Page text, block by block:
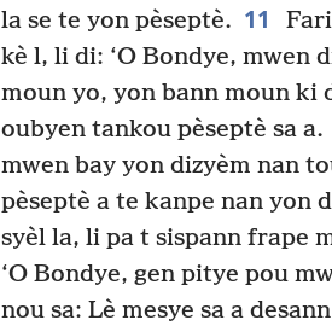
la se te yon pèseptè. 11
kè l, li di: ‘O Bondye, mwen
moun yo, yon bann moun ki
oubyen tankou pèseptè sa a.
mwen bay yon dizyèm nan
pèseptè a te kanpe nan yon
syèl la, li pa t sispann frape
‘O Bondye, gen pitye pou
nou sa: Lè mesye sa a